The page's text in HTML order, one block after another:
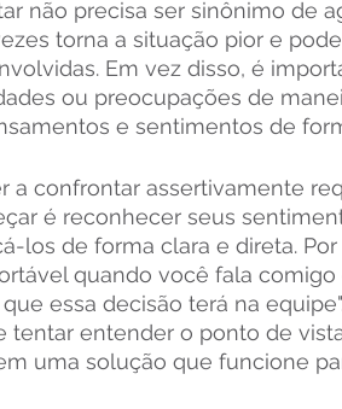
não precisa ser sinônimo de
torna a situação pior e
Em vez disso, é
ou preocupações de
e sentimentos de
a confrontar assertivamente
é reconhecer seus
los de forma clara e direta.
quando você fala
essa decisão terá na
tentar entender o ponto de
uma solução que funcione